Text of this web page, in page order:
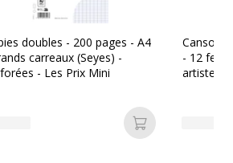
panier
doubles - 200 pages - A4
carreaux (Seyes) -
- Les Prix Mini
Ajouter au
Canson
- 12
artiste